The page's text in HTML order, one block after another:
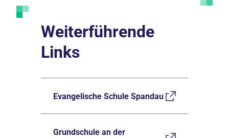
Weiterführende
Links
Evangelische Schule Spandau
Grundschule an der